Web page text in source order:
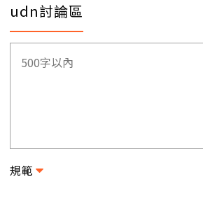
udn討論區
規範